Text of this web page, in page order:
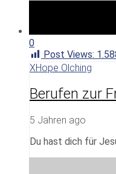
0
Post Views:
XHope Olching
Berufen zur
5 Jahren ago
Du hast dich für